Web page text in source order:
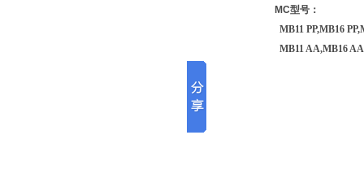
MC型号：
MB11 PP,MB16
MB11 AA,MB16